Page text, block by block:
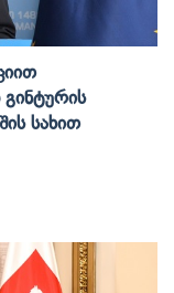
Სახით